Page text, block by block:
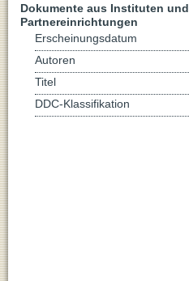
Dokumente aus Instituten und
Partnereinrichtungen
Erscheinungsdatum
Autoren
Titel
DDC-Klassifikation